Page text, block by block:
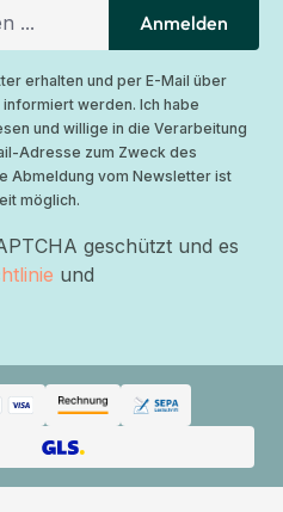
Anmelden
erhalten und per E-Mail über
werden. Ich habe
und willige in die Verarbeitung
Adresse zum Zweck des
Abmeldung vom Newsletter ist
möglich.
geschützt und es
und